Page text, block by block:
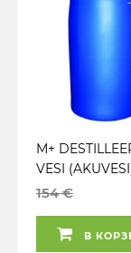
M+
VESI
154 €
В